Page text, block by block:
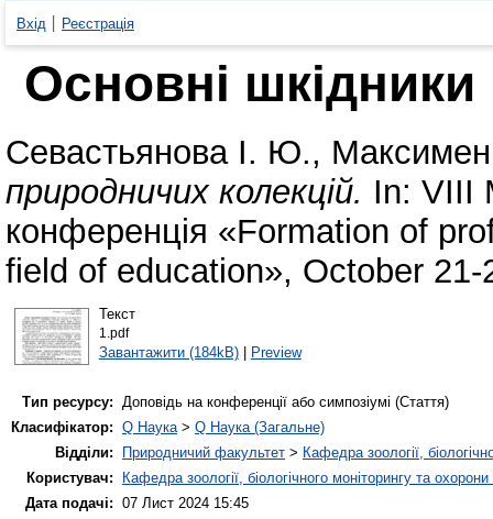
Вхід Реєстрація
Основні
Севастьянова І. Ю.,
природничих колекцій. In: VIII
конференція «Formation of
field of education», October
Текст
1.pdf
Завантажити (184kB)| Preview
Тип ресурсу: Доповідь на конференції або симпозіумі (Стаття)
Класифікатор: Q Наука> Q Наука (Загальне)
Відділи:
Природничий факультет > Кафедра зоології,
Користувач:
Кафедра зоології, біологічного моніторингу та
Дата подачі: 07 Лист 2024 15:45